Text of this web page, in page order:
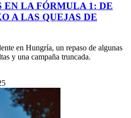
EN LA FÓRMULA 1: DE
A LAS QUEJAS DE
en Hungría, un repaso de algunas
y una campaña truncada.